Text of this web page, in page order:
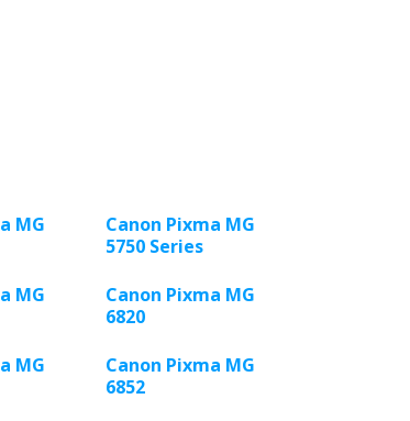
MG
Canon Pixma MG
5750 Series
MG
Canon Pixma MG
6820
MG
Canon Pixma MG
6852